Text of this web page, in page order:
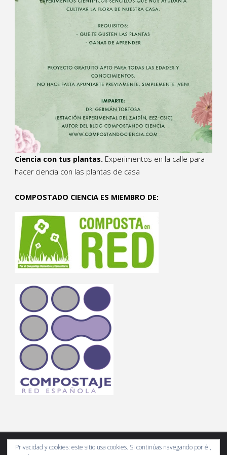
Ciencia con tus plantas. Experimentos en la calle para
hacer ciencia con las plantas de casa
COMPOSTADO CIENCIA ES MIEMBRO DE:
Privacidad y cookies: este sitio usa cookies. Si continúas navegando por él,